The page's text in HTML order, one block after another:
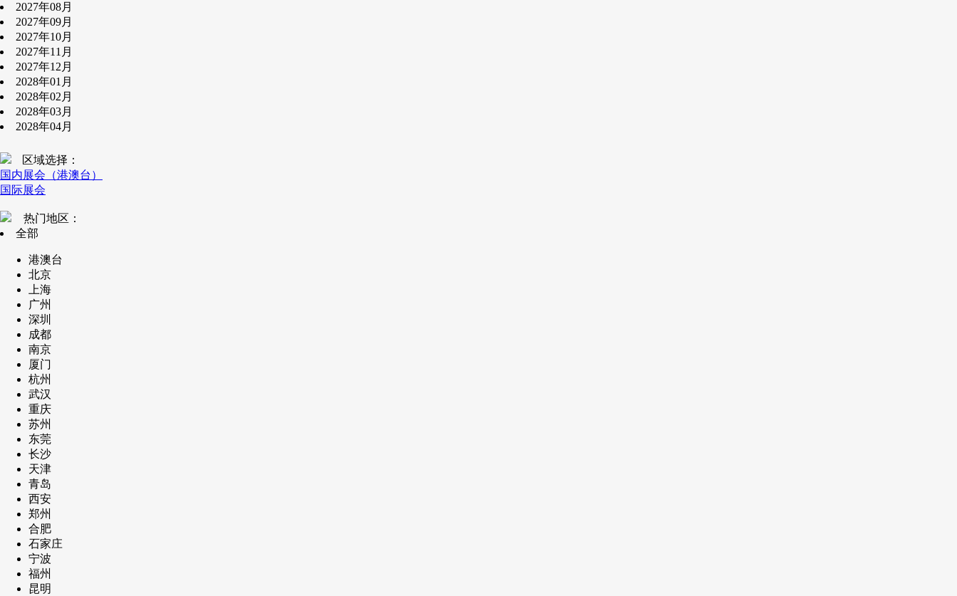
2027年08月
2027年09月
2027年10月
2027年11月
2027年12月
2028年01月
2028年02月
2028年03月
2028年04月
区域选择：
国内展会（港澳台）
国际展会
热门地区：
全部
港澳台
北京
上海
广州
深圳
成都
南京
厦门
杭州
武汉
重庆
苏州
东莞
长沙
天津
青岛
西安
郑州
合肥
石家庄
宁波
福州
昆明